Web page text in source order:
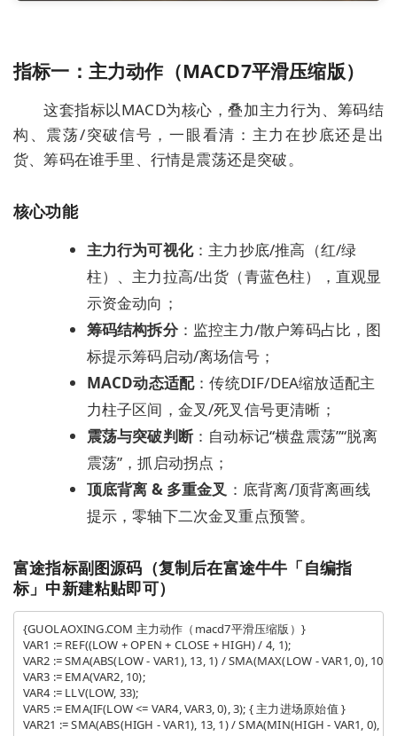
指标一：主力动作（MACD7平滑压缩版）
这套指标以MACD为核心，叠加主力行为、筹码结
构、震荡/突破信号，一眼看清： 主力在抄底还是出
货、筹码在谁手里、行情是震荡还是突破。
核心功能
主力行为可视化：主力抄底/推高（红/绿
柱）、主力拉高/出货（青蓝色柱），直观显
示资金动向；
筹码结构拆分：监控主力/散户筹码占比，图
标提示筹码启动/离场信号；
MACD动态适配：传统DIF/DEA缩放适配主
力柱子区间，金叉/死叉信号更清晰；
震荡与突破判断：自动标记“横盘震荡”“脱离
震荡”，抓启动拐点；
顶底背离 & 多重金叉 ：底背离/顶背离画线
提示，零轴下二次金叉重点预警。
富途指标副图源码（复制后在富途牛牛「自编指
标」中新建粘贴即可）
{GUOLAOXING.COM 主力动作（macd7平滑压缩版）}
VAR1 := REF((LOW + OPEN + CLOSE + HIGH) / 4, 1);
VAR2 := SMA(ABS(LOW - VAR1), 13, 1) / SMA(MAX(LOW - VAR1, 0), 10,
VAR3 := EMA(VAR2, 10);
VAR4 := LLV(LOW, 33);
VAR5 := EMA(IF(LOW <= VAR4, VAR3, 0), 3); { 主力进场原始值 }
VAR21 := SMA(ABS(HIGH - VAR1), 13, 1) / SMA(MIN(HIGH - VAR1, 0),